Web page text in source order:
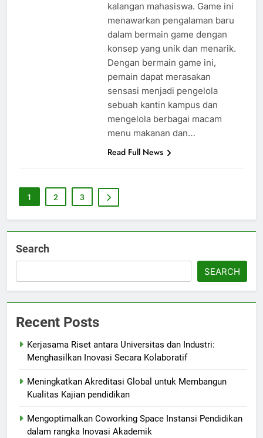
kalangan mahasiswa. Game ini
menawarkan pengalaman baru
dalam bermain game dengan
konsep yang unik dan menarik.
Dengan bermain game ini,
pemain dapat merasakan
sensasi menjadi pengelola
sebuah kantin kampus dan
mengelola berbagai macam
menu makanan dan…
Read Full News
1 2 3
Search
SEARCH
Recent Posts
Kerjasama Riset antara Universitas dan Industri:
Menghasilkan Inovasi Secara Kolaboratif
Meningkatkan Akreditasi Global untuk Membangun
Kualitas Kajian pendidikan
Mengoptimalkan Coworking Space Instansi Pendidikan
dalam rangka Inovasi Akademik